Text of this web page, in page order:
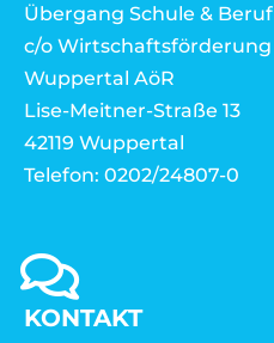
Übergang Schule & Beruf
c/o Wirtschaftsförderung
Wuppertal AöR
Lise-Meitner-Straße 13
42119 Wuppertal
Telefon: 0202/24807-0
KONTAKT